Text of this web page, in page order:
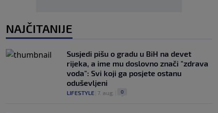
NAJČITANIJE
Susjedi pišu o gradu u BiH na devet
rijeka, a ime mu doslovno znači "zdrava
voda": Svi koji ga posjete ostanu
oduševljeni
LIFESTYLE 7. aug. 0